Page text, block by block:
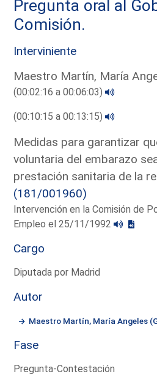
Pregunta oral al
Comisión.
Interviniente
Maestro Martín, María
(00:02:16 a 00:06:03)
(00:10:15 a 00:13:15)
Medidas para garantizar
voluntaria del embarazo
prestación sanitaria de la
(181/001960)
Intervención en la Comisión de
Empleo el 25/11/1992
Cargo
Diputada por Madrid
Autor
Maestro Martín, María Angeles
Fase
Pregunta-Contestación